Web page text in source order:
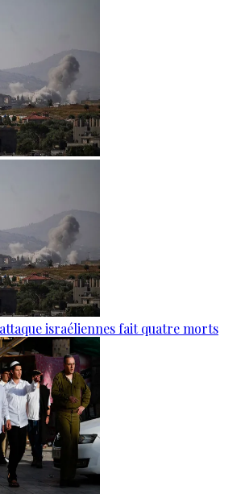
israéliennes fait quatre morts